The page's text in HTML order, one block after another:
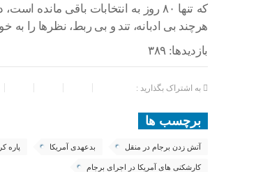
که تنها ۸۰ روز به انتخابات باقی
هرچند بی ادبانه، تند و بی ربط، نظرها را
بازدیدها: ۳۸۹
به اشتراک بگذارید :
برچسب ها
آتش زدن برجام در منقل بدعهدی آمريکا پاره
کارشکنی های آمریکا در اجرای برجام